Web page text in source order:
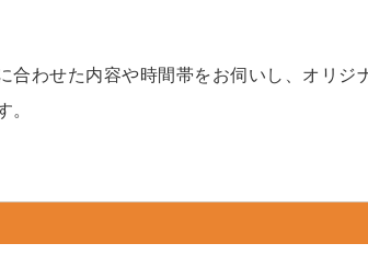
わせた内容や時間帯をお伺いし、オリ